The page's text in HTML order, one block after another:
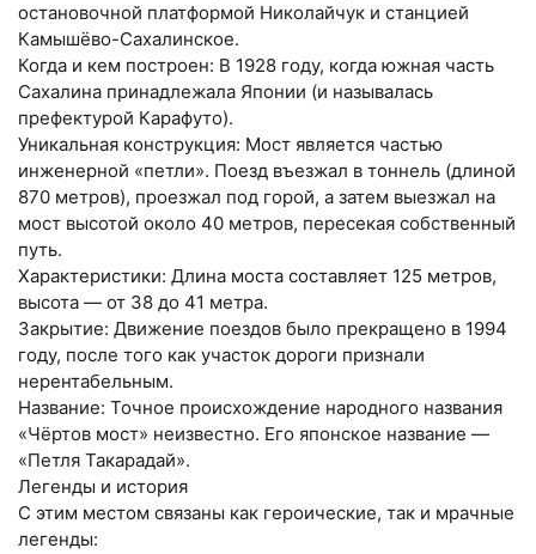
остановочной платформой Николайчук и станцией
Камышёво-Сахалинское.
Когда и кем построен: В 1928 году, когда южная часть
Сахалина принадлежала Японии (и называлась
префектурой Карафуто).
Уникальная конструкция: Мост является частью
инженерной «петли». Поезд въезжал в тоннель (длиной
870 метров), проезжал под горой, а затем выезжал на
мост высотой около 40 метров, пересекая собственный
путь.
Характеристики: Длина моста составляет 125 метров,
высота — от 38 до 41 метра.
Закрытие: Движение поездов было прекращено в 1994
году, после того как участок дороги признали
нерентабельным.
Название: Точное происхождение народного названия
«Чёртов мост» неизвестно. Его японское название —
«Петля Такарадай».
Легенды и история
С этим местом связаны как героические, так и мрачные
легенды: